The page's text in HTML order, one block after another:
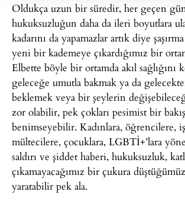
Oldukça uzun bir süredir, her geçen
hukuksuzluğun daha da ileri boyutlara
kadarını da yapamazlar artık diye
yeni bir kademeye çıkardığımız bir
Elbette böyle bir ortamda akıl sağlığını
geleceğe umutla bakmak ya da
beklemek veya bir şeylerin
zor olabilir, pek çokları pesimist bir bakış
benimseyebilir. Kadınlara, öğrencilere,
mültecilere, çocuklara, LGBTİ+’lara
saldırı ve şiddet haberi, hukuksuzluk,
çıkamayacağımız bir çukura
yaratabilir pek ala.